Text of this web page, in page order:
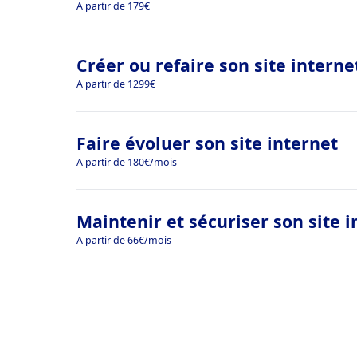
A partir de 179€
Créer ou refaire son site
A partir de 1299€
Faire évoluer son site internet
A partir de 180€/mois
Maintenir et sécuriser son site
A partir de 66€/mois